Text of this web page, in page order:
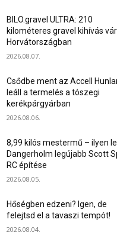
BILO.gravel ULTRA: 210
kilométeres gravel kihívás vár
Horvátországban
2026.08.07.
Csődbe ment az Accell
leáll a termelés a tószegi
kerékpárgyárban
2026.08.06.
8,99 kilós mestermű – ilyen
Dangerholm legújabb Scott
RC építése
2026.08.05.
Hőségben edzeni? Igen, de
felejtsd el a tavaszi tempót!
2026.08.04.